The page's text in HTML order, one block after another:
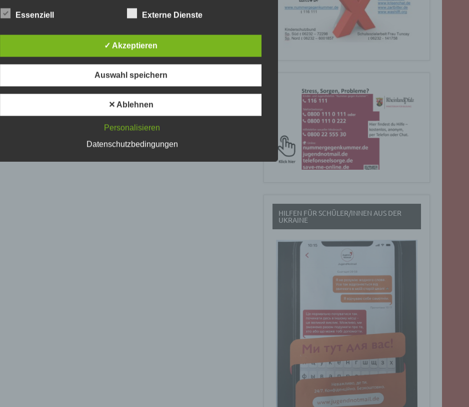
HILFEN FÜR SCHÜLER/INNEN AUS DER
UKRAINE
Die Verarbeitung der in das Kontaktformular eingegebenen Daten erfolgt
DSGVO). Ein Widerruf Ihrer bereits erteilten Einwilligung ist jederzeit
möglich. Für den Widerruf genügt eine formlose Mitteilung per E-Mail. Die
Datenverarbeitungsvorgänge bleibt vom Widerruf unberührt.
Über das Kontaktformular übermittelte Daten verbleiben bei uns, bis Sie
uns zur Löschung auffordern, Ihre Einwilligung zur Speicherung widerrufen
oder keine Notwendigkeit der Datenspeicherung mehr besteht. Zwingende
gesetzliche Bestimmungen - insbesondere Aufbewahrungsfristen - bleiben
unberührt.
Für Integration und Darstellung von Videoinhalten nutzt unsere Website
Cherry Ave., San Bruno, CA 94066, USA.
Essenziell Externe Dienste
✓ Akzeptieren
Auswahl speichern
✕ Ablehnen
Personalisieren
Datenschutzbedingungen